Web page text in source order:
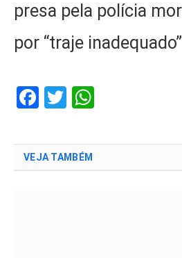
presa pela polícia
por “traje
Facebook
Twitter
VEJA TAMBÉM